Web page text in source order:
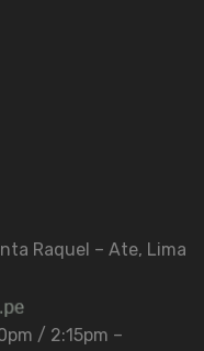
Raquel – Ate, Lima
/ 2:15pm –